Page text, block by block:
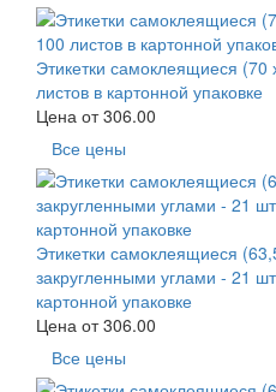
Этикетки самоклеящиеся
листов в картонной упаковке
Цена от306.00
Все цены
Этикетки самоклеящиеся
закругленными углами - 21
картонной упаковке
Цена от306.00
Все цены